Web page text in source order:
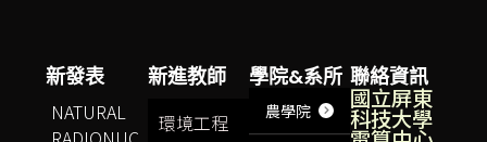
聯絡資訊
國立屏東
科技大學
學院&系所
農學院
新進教師
環境工程
新發表
NATURAL